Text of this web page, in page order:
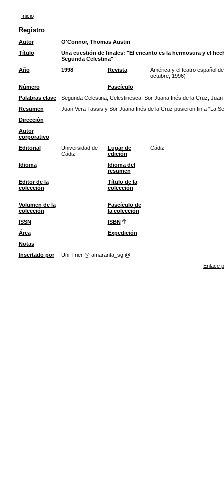
Inicio
Registro
Autor
O'Connor, Thomas Austin
Título
Una cuestión de finales: "El encanto es la hermosura y el
Segunda Celestina"
Año
1998 Revista
América y el teatro español
octubre, 1996)
Número
Fascículo
Palabras clave
Segunda Celestina; Celestinesca; Sor Juana Inés de la Cruz; Juan
Resumen
Juan Vera Tassis y Sor Juana Inés de la Cruz pusieron fin a “La
Dirección
Autor
corporativo
Editorial
Universidad de
Cádiz
Lugar de
edición
Cádiz
Idioma
Idioma del
resumen
Editor de la
colección
Título de la
colección
Volumen de la
colección
Fascículo de
la colección
ISSN
ISBN
Área
Expedición
Notas
Insertado por
Uni-Trier @ amaranta_sg @
Enlace